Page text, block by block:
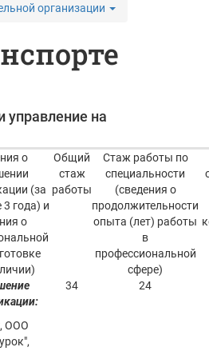
организации
управление на
о
(за
3 года) и
о
Общий
стаж
работы
Стаж работы по
специальности
(сведения о
продолжительности
опыта (лет) работы
в
профессиональной
сфере)
ООО
34 24